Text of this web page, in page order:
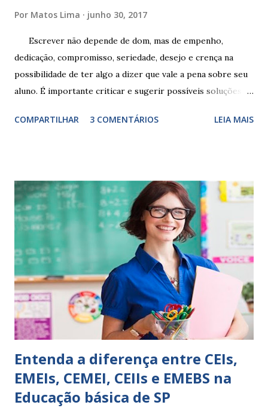
Por Matos Lima junho 30, 2017
Escrever não depende de dom, mas de empenho,
dedicação, compromisso, seriedade, desejo e crença na
possibilidade de ter algo a dizer que vale a pena sobre seu
aluno. É importante criticar e sugerir possíveis soluções.
exercitação. E encontrar a melhor maneira de expressar o
sempre as intervenções feitas para ações apresentadas,
isso ressalta trabalho. SUGESTÕES DE PALAVRAS E
EXPRESSÕES PARA USO EM RELATÓRIOS Você pensa Você
escreve O aluno não sabe O aluno não adquiriu os
conceitos, está em fase de aprendizado. Não tem limites
Apresenta dificuldades de auto-regulação, pois… É nervoso
Ainda não desenvolveu habilidades para convívio no
ambiente...
COMPARTILHAR 3 COMENTÁRIOS LEIA MAIS
Entenda a diferença entre CEIs,
EMEIs, CEMEI, CEIIs e EMEBS na
Educação básica de SP